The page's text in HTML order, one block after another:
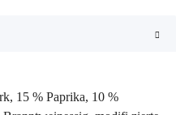
15 % Paprika, 10 %